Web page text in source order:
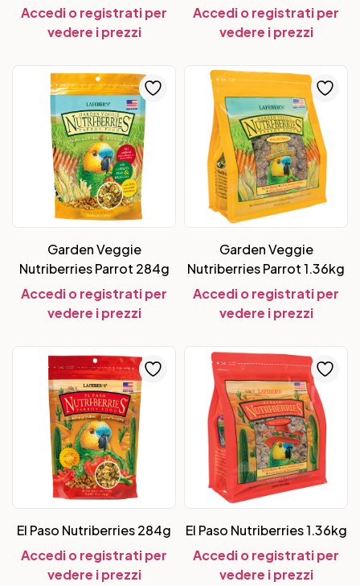
Accedi o registrati per
vedere i prezzi
Accedi o registrati per
vedere i prezzi
Garden Veggie
Nutriberries Parrot 284g
Accedi o registrati per
vedere i prezzi
Garden Veggie
Nutriberries Parrot 1.36kg
Accedi o registrati per
vedere i prezzi
El Paso Nutriberries 284g
Accedi o registrati per
vedere i prezzi
El Paso Nutriberries 1.36kg
Accedi o registrati per
vedere i prezzi